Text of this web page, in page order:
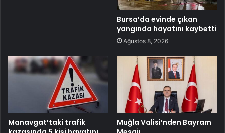
Bursa’da evinde çıkan
yangında hayatını kaybetti
Ağustos 8, 2026
Manavgat’taki trafik
Muğla Valisi’nden Bayram